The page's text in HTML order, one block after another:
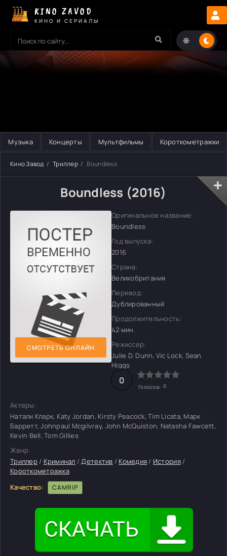
KINO ZAVOD
КИНО И СЕРИАЛЫ
Музыка Концерты Мультфильмы Короткометражки
Кино Завод Триллер Boundless
Boundless (2016)
СМОТРЕТЬ ОНЛАЙН
Оригинальное название:
Boundless
Год выпуска:
2016
Страна:
Великобритания
Перевод:
Дублированный
Продолжительность:
42 мин.
Режиссер:
Julie D. Dunn, Vic Lock, Sean
Higgs
0
Голосов: 0
Актеры:
Натали Кларк, Katy Jordan, Kirsty Peacock, Tim Licata, Марк
Барретт, Johnpaul Mcgilvray, John McQuiston, Natasha Fawcett,
Kevin Bell, Tom Gillies
Жанр:
Триллер/ Криминал /Детектив / Комедия / История/
Короткометражка
Качество:
CAMRIP